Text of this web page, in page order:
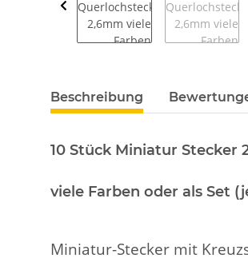
weitere Registerkarten anzeigen
Beschreibung
10 Stück Miniatur Stecker
viele Farben oder als Set
Miniatur-Stecker mit